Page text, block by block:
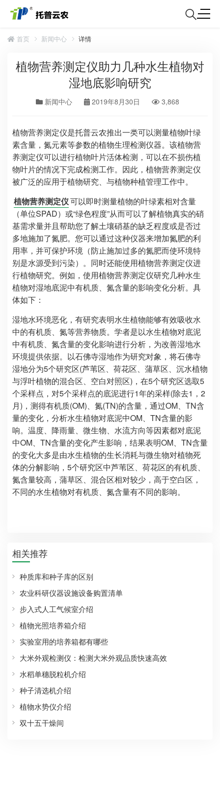
首页 新闻中心 详情
植物营养测定仪助力几种水生植物对
湿地底影响研究
新闻中心 2019年8月30日 3,868
植物营养测定仪是托普云农推出一类可以测量植物叶绿
素含量，氮元素等参数的植物生理检测仪器。该植物营
养测定仪可以进行植物叶片活体检测，可以在不损伤植
物叶片的情况下完成检测工作。因此，植物营养测定仪
被广泛的应用于植物研究、与植物种植管理工作中。
植物营养测定仪可以即时测量植物的叶绿素相对含量
（单位SPAD）或“绿色程度”从而可以了解植物真实的硝
基需求量并且帮助您了解土壤硝基的缺乏程度或是否过
多地施加了氮肥。您可以通过这种仪器来增加氮肥的利
用率，并可保护环境（防止施加过多的氮肥而使环境特
别是水源受到污染）。同时还能使用植物营养测定仪进
行植物研究。例如，使用植物营养测定仪研究几种水生
植物对湿地底泥中有机质、氮含量的影响变化分析。具
体如下：
湿地水环境恶化，有研究表明水生植物能够有效吸收水
中的有机质、氮等营养物质。学者是以水生植物对底泥
中有机质、氮含量的变化影响进行分析，为改善湿地水
环境提供依据。以石佛寺湿地作为研究对象，将石佛寺
湿地分为5个研究区(芦苇区、荷花区、蒲草区、沉水植物
与浮叶植物的混合区、空白对照区)，在5个研究区选取5
个采样点，对5个采样点的底泥进行1年的采样(除去1，2
月)，测得有机质(OM)、氮(TN)的含量，通过OM、TN含
量的变化，分析水生植物对底泥中OM、TN含量的影
响。温度、降雨量、微生物、水流方向等因素都对底泥
中OM、TN含量的变化产生影响，结果表明OM、TN含量
的变化大多是由水生植物的生长消耗与微生物对植物死
体的分解影响，5个研究区中芦苇区、荷花区的有机质、
氮含量较高，蒲草区、混合区相对较少，高于空白区，
不同的水生植物对有机质、氮含量有不同的影响。
相关推荐
种质库和种子库的区别
农业科研仪器设施设备购置清单
步入式人工气候室介绍
植物光照培养箱介绍
实验室用的培养箱都有哪些
大米外观检测仪：检测大米外观品质快速高效
水稻单穗脱粒机介绍
种子清选机介绍
植物水势仪介绍
双十五干燥间